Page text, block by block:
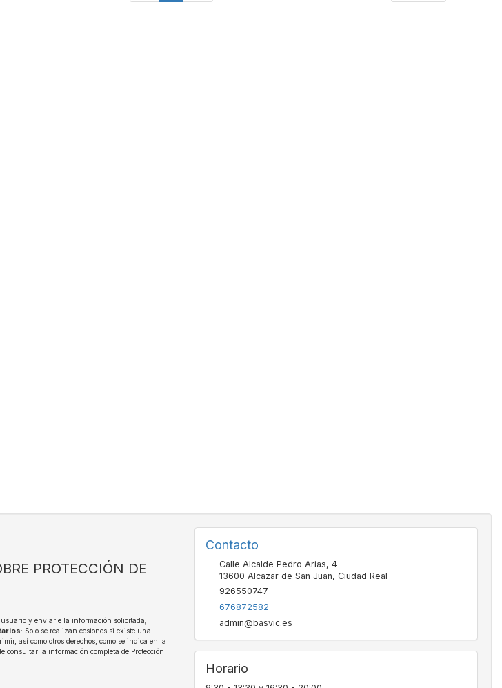
PROTECCIÓN DE
y enviarle la información solicitada;
: Solo se realizan cesiones si existe una
así como otros derechos, como se indica en la
consultar la información completa de Protección
Contacto
Calle Alcalde Pedro Arias, 4
13600 Alcazar de San Juan, Ciudad Real
926550747
676872582
admin@basvic.es
Horario